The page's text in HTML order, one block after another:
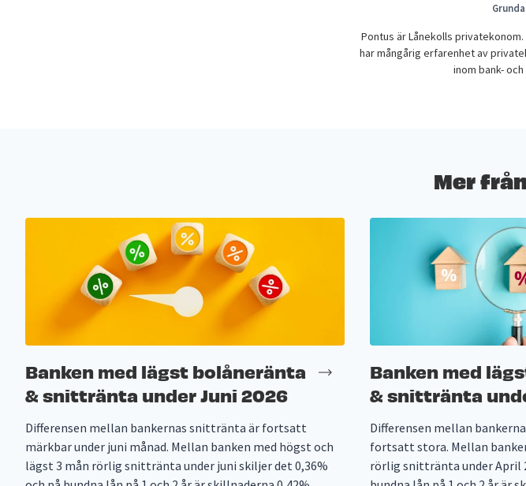
Pontus är Lånekolls
har mångårig erfarenhet av
inom bank-
Mer
Banken med lägst bolåneränta
& snittränta under Juni 2026
Differensen mellan bankernas snittränta är fortsatt
märkbar under juni månad. Mellan banken med högst och
lägst 3 mån rörlig snittränta under juni skiljer det 0,36%
Banken med
& snittränta
Differensen mellan
fortsatt stora. Mellan
rörlig snittränta under April